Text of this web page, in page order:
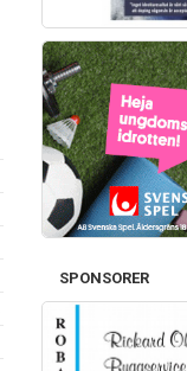
SPONSORER